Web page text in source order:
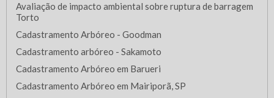
Avaliação de impacto ambiental sobre ruptura de barragem
Torto
Cadastramento Arbóreo - Goodman
Cadastramento arbóreo - Sakamoto
Cadastramento Arbóreo em Barueri
Cadastramento Arbóreo em Mairiporã, SP